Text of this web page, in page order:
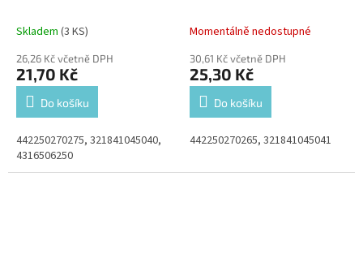
Skladem (3 KS)
26,26 Kč včetně DPH
21,70 Kč
Do košíku
442250270275, 321841045040,
4316506250
Momentálně nedostupné
30,61 Kč včetně DPH
25,30 Kč
Do košíku
442250270265, 321841045041